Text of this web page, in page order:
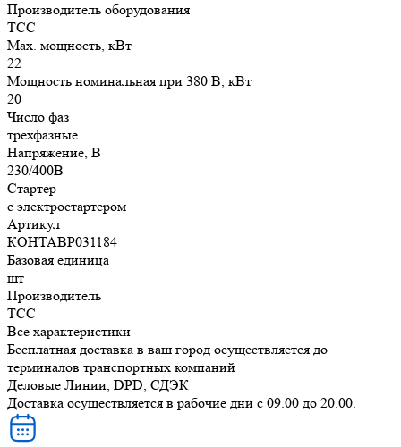
Производитель оборудования
ТСС
Max. мощность, кВт
22
Мощность номинальная при 380 В, кВт
20
Число фаз
трехфазные
Напряжение, В
230/400В
Стартер
с электростартером
Артикул
КОНТАВР031184
Базовая единица
шт
Производитель
ТСС
Все характеристики
Бесплатная доставка в ваш город осуществляется до
терминалов транспортных компаний
Деловые Линии, DPD, СДЭК
Доставка осуществляется в рабочие дни с 09.00 до 20.00.